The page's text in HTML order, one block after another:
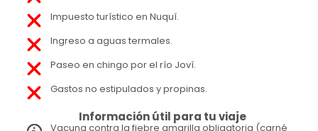
Impuesto turístico en Nuquí.
Ingreso a aguas termales.
Paseo en chingo por el río Joví.
Gastos no estipulados y propinas.
Información útil para tu viaje
Vacuna contra la fiebre amarilla obligatoria (carné